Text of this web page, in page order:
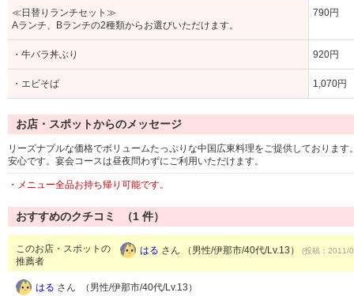
≪日替りランチセット≫
Aランチ、Bランチの2種類からお選びいただけます。
790円
・牛バラ丼ぶり 920円
・エビそば 1,070円
お店・スポットからのメッセージ
リーズナブルな価格でボリュームたっぷりな中国広東料理をご提供しておりま
安心です。宴会コースは昼夜問わずにご利用いただけます。
・メニュー全品お持ち帰り可能です。
おすすめのクチコミ （1 件）
このお店・スポットの
推薦者
はる さん （男性/伊那市/40代/Lv.13） (投稿：2011/
はる さん （男性/伊那市/40代/Lv.13）